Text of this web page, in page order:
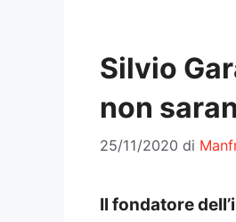
Silvio
non
25/11/2020 di
Il fondatore